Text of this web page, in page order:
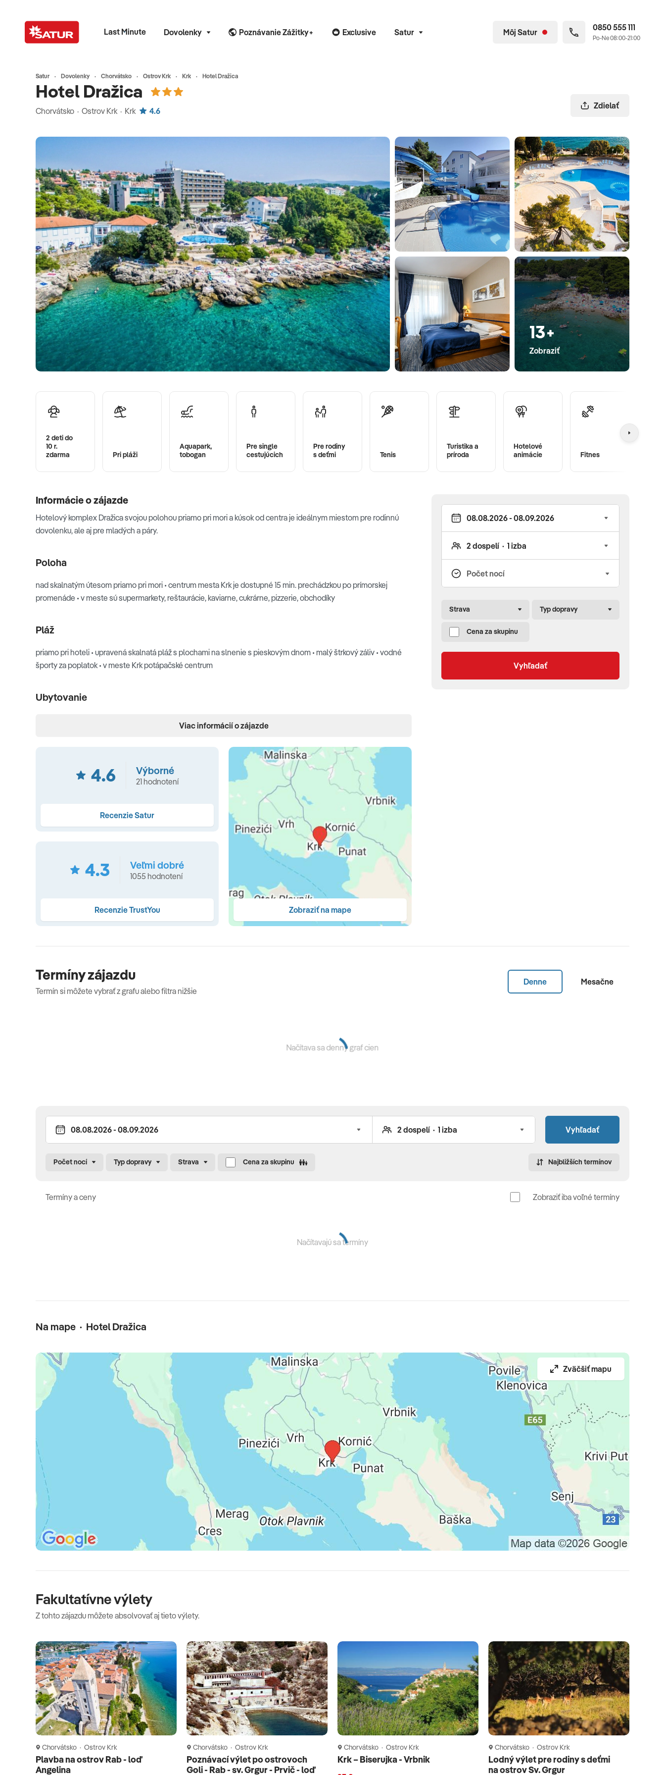
Last Minute Dovolenky Poznávanie Zážitky+ Exclusive Satur Môj Satur 0850 555 111
Po-Ne 08:00-21:00
Satur Dovolenky Chorvátsko Ostrov Krk Krk Hotel Dražica
Hotel Dražica
Chorvátsko · Ostrov Krk · Krk 4.6
Zdielať
13+
Zobraziť
2 deti do
10 r.
zdarma
Pri pláži
Aquapark,
tobogan
Pre single
cestujúcich
Pre rodiny
s deťmi
Tenis
Turistika a
príroda
Hotelové
animácie
Fitnes
Strava Typ dopravy
Cena za skupinu
Vyhľadať
Informácie o zájazde
Hotelový komplex Dražica svojou polohou priamo pri mori a kúsok od centra je ideálnym miestom pre rodinnú
dovolenku, ale aj pre mladých a páry.
Poloha
nad skalnatým útesom priamo pri mori • centrum mesta Krk je dostupné 15 min. prechádzkou po prímorskej
promenáde • v meste sú supermarkety, reštaurácie, kaviarne, cukrárne, pizzerie, obchodíky
Pláž
priamo pri hoteli • upravená skalnatá pláž s plochami na slnenie s pieskovým dnom • malý štrkový záliv • vodné
športy za poplatok • v meste Krk potápačské centrum
Ubytovanie
(20 m2, bez balkóna, orientácia na park) •Dvojlôžková izba štandard s
možnosťou prístelky(20 m2, možnosť 1 rozkladacej prístelky pre dieťa do 12 r., bez balkóna, orientácia na park) •
Rodinná izba 4+1(40 m2, 2 oddelené spálne + možnosť 1 prístelky pre dieťa do 12 r., balkón, orientácia na
(20 m2, balkón, orientácia do okolia alebo na morskú stranu) • Suita 2+2(46 m2, spálňa
s dvojlôžkom a rozkladacou pohovkou pre 2 deti do 12 r., balkón, orientácia na morskú stranu)
polpenzia • raňajky a večere formou bufetových stolov (miestne čapované nápoje k večeri v cene: nealko, víno,
pivo) • možnosť doplatenia polpenzie/obedov (jeden nápoj v cene)
Vybavenie a služby hotela
pool bar • bistro na pláži • vonkajší bazén so sladkou vodou a barom a detský bazén so sladkou vodou • tobogán •
tenisové kurty, minigolf, plážový volejbal, badminton a stolný tenis za poplatok • animačný program pre deti i
dospelých (júl-august) • zábavné večery so živou hudbou a tanečnými vystúpeniami • internetový kútik zdarma •
masáže za poplatok • stánok s novinami a plážovými potrebami • požičovňa bicyklov • chodníky na cykloturistiku •
ubytovanie, polpenziu, pobytovú taxu, delegáta CKna telefónev období od 13.06.-12.09.
Poznámka
Viac informácií o zájazde
4.6 Výborné
21 hodnotení
Recenzie Satur
4.3 Veľmi dobré
1055 hodnotení
Recenzie TrustYou Zobraziť na mape
Termíny zájazdu
Termín si môžete vybrať z grafu alebo filtra nižšie
Denne Mesačne
Načítava sa denný graf cien
Vyhľadať
Počet nocí Typ dopravy Strava Cena za skupinu Najbližších termínov
Termíny a ceny Zobraziť iba voľné termíny
Načítavajú sa termíny
Na mape · Hotel Dražica
Zväčšiť mapu
Fakultatívne výlety
Z tohto zájazdu môžete absolvovať aj tieto výlety.
Chorvátsko · Ostrov Krk
Plavba na ostrov Rab - loď
Angelina
Chorvátsko · Ostrov Krk
Poznávací výlet po ostrovoch
Goli - Rab - sv. Grgur - Prvič - loď
Chorvátsko · Ostrov Krk
Krk – Biserujka - Vrbnik
Chorvátsko · Ostrov Krk
Lodný výlet pre rodiny s deťmi
na ostrov Sv. Grgur